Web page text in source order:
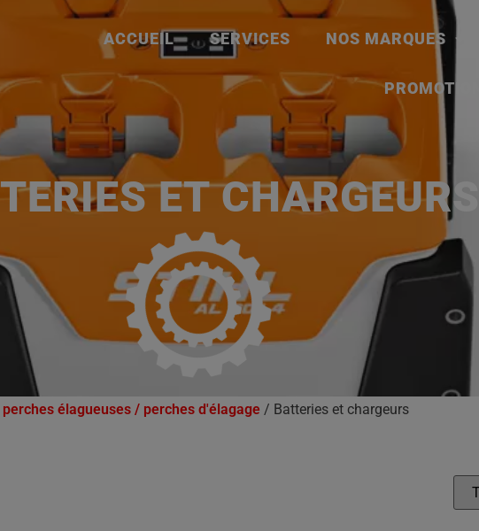
ACCUEIL SERVICES NOS MARQUES
ET CHARGEURS
élagueuses / perches d'élagage / Batteries et chargeurs